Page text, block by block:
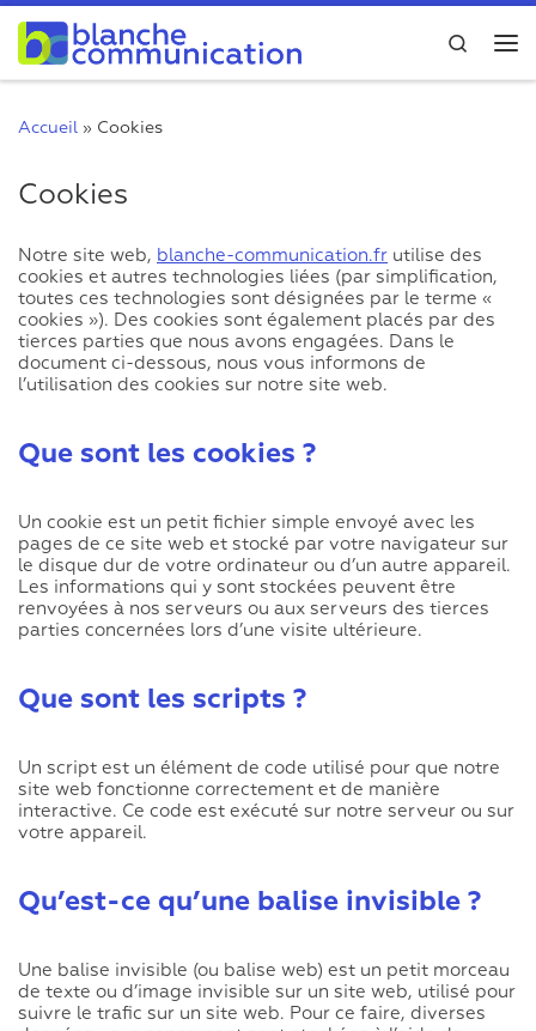
Passer au contenu
Search
Accueil » Cookies
Cookies
Notre site web, blanche-communication.fr utilise des
cookies et autres technologies liées (par simplification,
toutes ces technologies sont désignées par le terme «
cookies »). Des cookies sont également placés par des
tierces parties que nous avons engagées. Dans le
document ci-dessous, nous vous informons de
l’utilisation des cookies sur notre site web.
Que sont les cookies ?
Un cookie est un petit fichier simple envoyé avec les
pages de ce site web et stocké par votre navigateur sur
le disque dur de votre ordinateur ou d’un autre appareil.
Les informations qui y sont stockées peuvent être
renvoyées à nos serveurs ou aux serveurs des tierces
parties concernées lors d’une visite ultérieure.
Que sont les scripts ?
Un script est un élément de code utilisé pour que notre
site web fonctionne correctement et de manière
interactive. Ce code est exécuté sur notre serveur ou sur
votre appareil.
Qu’est-ce qu’une balise invisible ?
Une balise invisible (ou balise web) est un petit morceau
de texte ou d’image invisible sur un site web, utilisé pour
suivre le trafic sur un site web. Pour ce faire, diverses